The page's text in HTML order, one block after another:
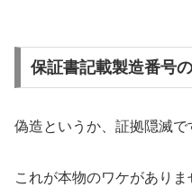
保証書記載製造番号
偽造というか、証拠隠滅で
これが本物のワケがありま